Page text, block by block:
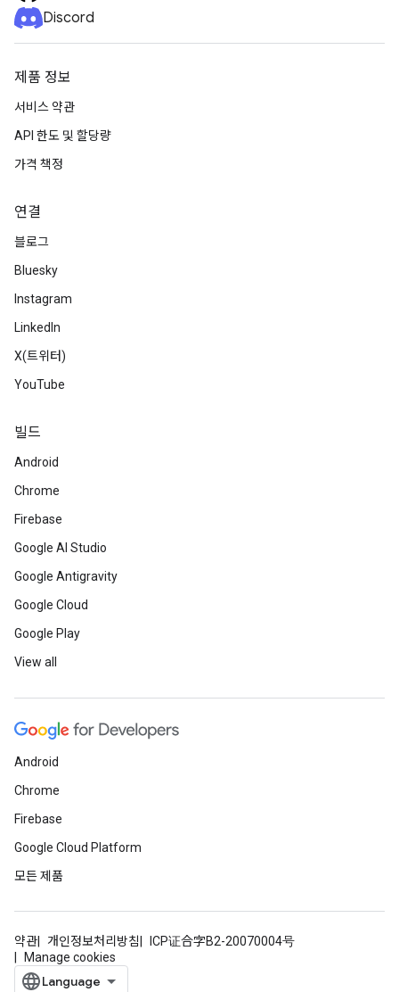
Discord
제품 정보
서비스 약관
API 한도 및 할당량
가격 책정
연결
블로그
Bluesky
Instagram
LinkedIn
X(트위터)
YouTube
빌드
Android
Chrome
Firebase
Google AI Studio
Google Antigravity
Google Cloud
Google Play
View all
Android
Chrome
Firebase
Google Cloud Platform
모든 제품
약관 개인정보처리방침
ICP证合字B2-20070004号
Manage cookies